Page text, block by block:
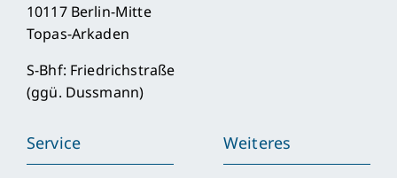
10117 Berlin-Mitte
Topas-Arkaden
S-Bhf: Friedrichstraße
(ggü. Dussmann)
Service Weiteres